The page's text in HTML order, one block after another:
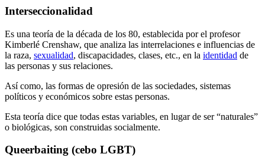
Interseccionalidad
Es una teoría de la década de los 80, establecida por el profesor
Kimberlé Crenshaw, que analiza las interrelaciones e influencias de
la raza, sexualidad, discapacidades, clases, etc., en la identidad de
las personas y sus relaciones.
Así como, las formas de opresión de las sociedades, sistemas
políticos y económicos sobre estas personas.
Esta teoría dice que todas estas variables, en lugar de ser “naturales”
o biológicas, son construidas socialmente.
Queerbaiting (cebo LGBT)